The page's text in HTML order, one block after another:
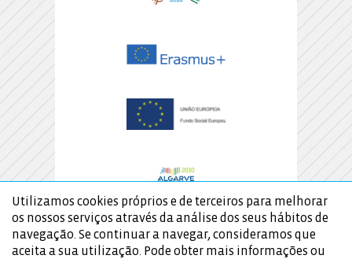
Utilizamos cookies próprios e de terceiros para melhorar
os nossos serviços através da análise dos seus hábitos de
navegação. Se continuar a navegar, consideramos que
aceita a sua utilização. Pode obter mais informações ou